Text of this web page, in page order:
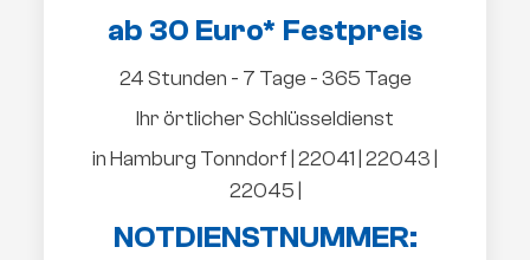
ab 30 Euro* Festpreis
24 Stunden - 7 Tage - 365 Tage
Ihr örtlicher Schlüsseldienst
in Hamburg Tonndorf | 22041 | 22043 |
22045 |
NOTDIENSTNUMMER: